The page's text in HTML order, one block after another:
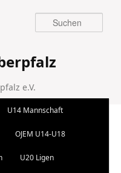
e.V.
Suchen
U14 Mannschaft
OJEM U14-U18
U20 Ligen